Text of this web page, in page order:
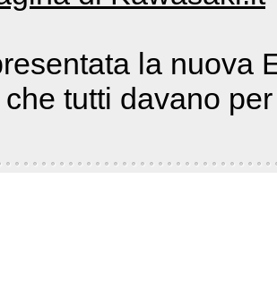
la nuova
che tutti davano